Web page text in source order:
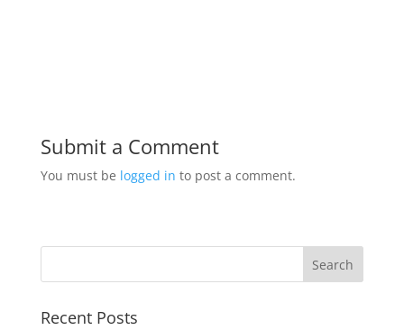
Submit a Comment
You must be logged in to post a comment.
Recent Posts